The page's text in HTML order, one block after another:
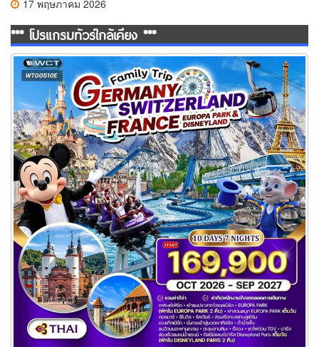
17 พฤษภาคม 2026
*** โปรแกรมทัวร์ใกล้เคียง ***
ทัวร์เยอรมัน สวิสฯ(ทิตลิส) ฝรั่งเศส 2 สวนสนุก 10 วัน 7 คืน (TG)